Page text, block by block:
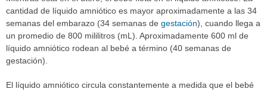
cantidad de líquido amniótico es mayor aproximadamente a las 34
semanas del embarazo (34 semanas de gestación), cuando llega a
un promedio de 800 mililitros (mL). Aproximadamente 600 ml de
líquido amniótico rodean al bebé a término (40 semanas de
gestación).
El líquido amniótico circula constantemente a medida que el bebé